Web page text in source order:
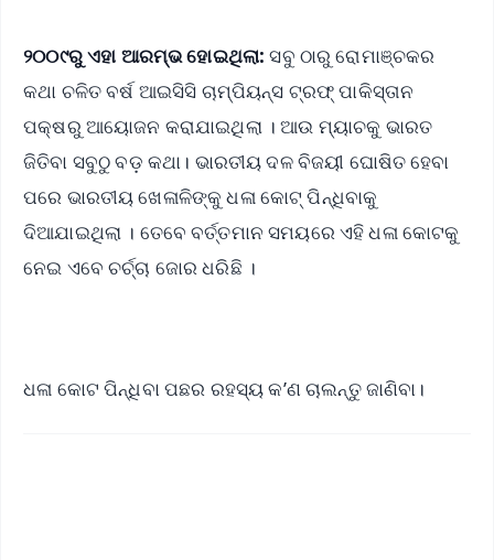
୨୦୦୯ରୁ ଏହା ଆରମ୍ଭ ହୋଇଥିଲା: ସବୁ ଠାରୁ ରୋମାଞ୍ଚକର
କଥା ଚଳିତ ବର୍ଷ ଆଇସିସି ଚାମ୍ପିୟନ୍ସ ଟ୍ରଫ୍ ପାକିସ୍ତାନ
ପକ୍ଷରୁ ଆୟୋଜନ କରାଯାଇଥିଲା । ଆଉ ମ୍ୟାଚକୁ ଭାରତ
ଜିତିବା ସବୁଠୁ ବଡ଼ କଥା। ଭାରତୀୟ ଦଳ ବିଜୟୀ ଘୋଷିତ ହେବା
ପରେ ଭାରତୀୟ ଖେଳାଳିଙ୍କୁ ଧଳା କୋଟ୍ ପିନ୍ଧିବାକୁ
ଦିଆଯାଇଥିଲା । ତେବେ ବର୍ତ୍ତମାନ ସମୟରେ ଏହି ଧଳା କୋଟକୁ
ନେଇ ଏବେ ଚର୍ଚ୍ଚା ଜୋର ଧରିଛି ।
ଧଳା କୋଟ ପିନ୍ଧିବା ପଛର ରହସ୍ୟ କ’ଣ ଚାଲନ୍ତୁ ଜାଣିବା।